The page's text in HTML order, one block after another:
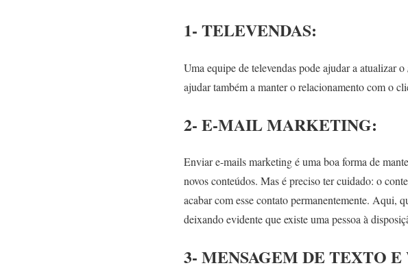
1- TELEVENDAS:
Uma equipe de televendas pode ajudar a atualizar o
ajudar também a manter o relacionamento com o
2- E-MAIL MARKETING:
Enviar e-mails marketing é uma boa forma de
novos conteúdos. Mas é preciso ter cuidado: o
acabar com esse contato permanentemente. Aqui,
deixando evidente que existe uma pessoa à
3- MENSAGEM DE TEXTO E